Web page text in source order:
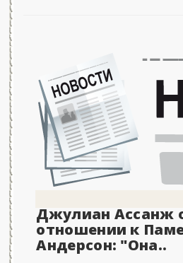
Джулиан Ассанж
отношении к
Андерсон: "Она..